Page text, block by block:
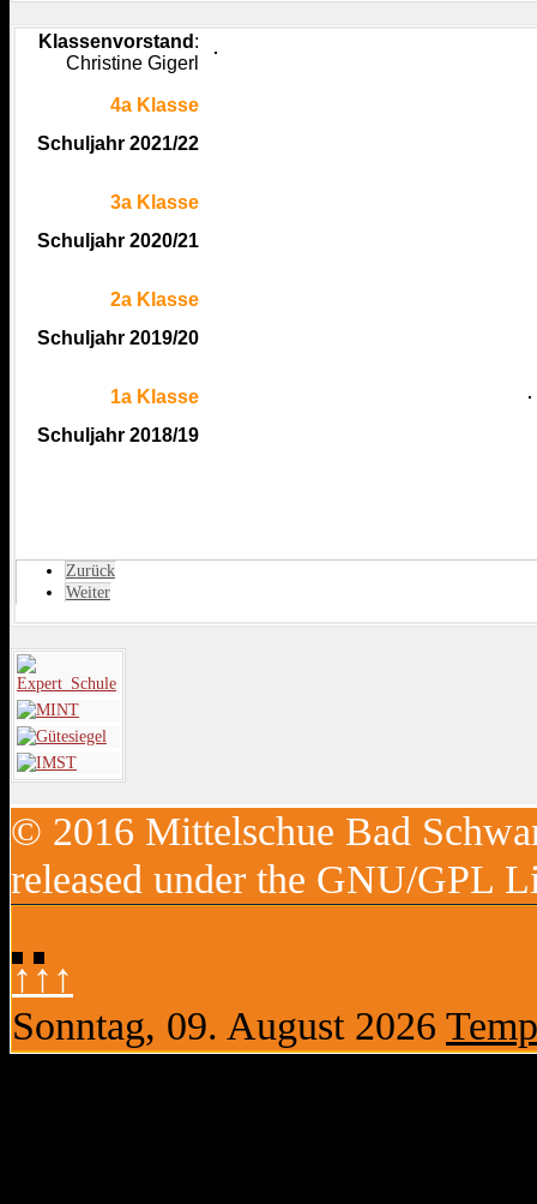
Klassenvorstand :
Christine Gigerl
4a Klasse
Schuljahr 2021/22
3a Klasse
Schuljahr 2020/21
2a Klasse
Schuljahr 2019/20
1a Klasse
Schuljahr 2018/19
Zurück
Weiter
© 2016 Mittelschue Bad
released under the GNU/GPL
↑↑↑
Sonntag, 09. August 2026